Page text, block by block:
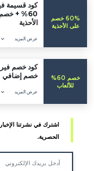
كود قسيمة فيرست
الأحذية
خصم إضافي 10% على الألعاب
اشترك في نشرتنا الإخبارية